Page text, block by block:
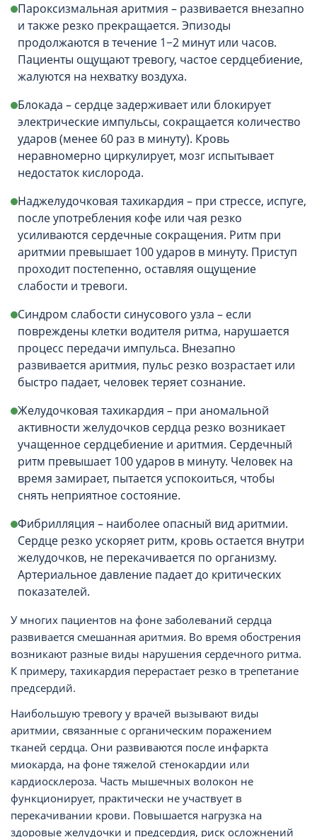
Пароксизмальная аритмия – развивается внезапно
и также резко прекращается. Эпизоды
продолжаются в течение 1−2 минут или часов.
Пациенты ощущают тревогу, частое сердцебиение,
жалуются на нехватку воздуха.
Блокада – сердце задерживает или блокирует
электрические импульсы, сокращается количество
ударов (менее 60 раз в минуту). Кровь
неравномерно циркулирует, мозг испытывает
недостаток кислорода.
Наджелудочковая тахикардия – при стрессе, испуге,
после употребления кофе или чая резко
усиливаются сердечные сокращения. Ритм при
аритмии превышает 100 ударов в минуту. Приступ
проходит постепенно, оставляя ощущение
слабости и тревоги.
Синдром слабости синусового узла – если
повреждены клетки водителя ритма, нарушается
процесс передачи импульса. Внезапно
развивается аритмия, пульс резко возрастает или
быстро падает, человек теряет сознание.
Желудочковая тахикардия – при аномальной
активности желудочков сердца резко возникает
учащенное сердцебиение и аритмия. Сердечный
ритм превышает 100 ударов в минуту. Человек на
время замирает, пытается успокоиться, чтобы
снять неприятное состояние.
Фибрилляция – наиболее опасный вид аритмии.
Сердце резко ускоряет ритм, кровь остается внутри
желудочков, не перекачивается по организму.
Артериальное давление падает до критических
показателей.
У многих пациентов на фоне заболеваний сердца
развивается смешанная аритмия. Во время обострения
возникают разные виды нарушения сердечного ритма.
К примеру, тахикардия перерастает резко в трепетание
предсердий.
Наибольшую тревогу у врачей вызывают виды
аритмии, связанные с органическим поражением
тканей сердца. Они развиваются после инфаркта
миокарда, на фоне тяжелой стенокардии или
кардиосклероза. Часть мышечных волокон не
функционирует, практически не участвует в
перекачивании крови. Повышается нагрузка на
здоровые желудочки и предсердия, риск осложнений